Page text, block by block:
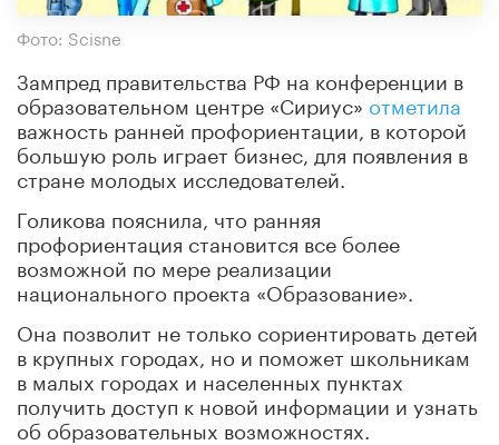
Фото: Scisne
Зампред правительства РФ на конференции в
образовательном центре «Сириус» отметила
важность ранней профориентации, в которой
большую роль играет бизнес, для появления в
стране молодых исследователей.
Голикова пояснила, что ранняя
профориентация становится все более
возможной по мере реализации
национального проекта «Образование».
Она позволит не только сориентировать детей
в крупных городах, но и поможет школьникам
в малых городах и населенных пунктах
получить доступ к новой информации и узнать
об образовательных возможностях.